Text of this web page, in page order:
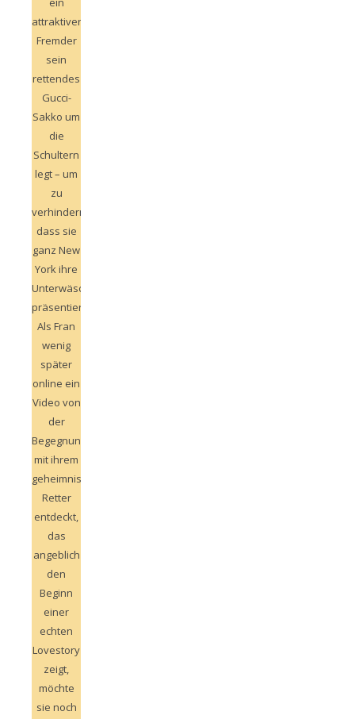
attraktiver
Fremder
sein
rettendes
Gucci-
Sakko um
die
Schultern
legt – um
zu
verhindern,
dass sie
ganz New
York ihre
Unterwäsche
präsentiert.
Als Fran
wenig
später
online ein
Video von
der
Begegnung
mit ihrem
geheimnisvollen
Retter
entdeckt,
das
angeblich
den
Beginn
einer
echten
Lovestory
zeigt,
möchte
sie noch